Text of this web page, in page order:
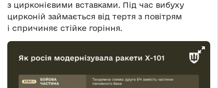
з цирконієвими вставками. Під час вибуху
цирконій займається від тертя з повітрям
і спричиняє стійке горіння.